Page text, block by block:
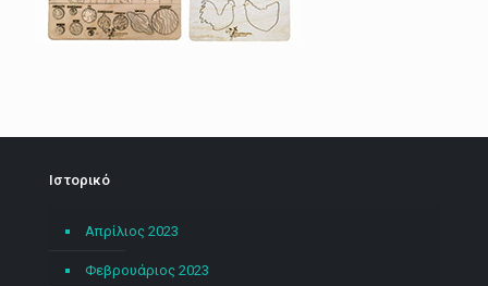
Ιστορικό
Απρίλιος 2023
Φεβρουάριος 2023